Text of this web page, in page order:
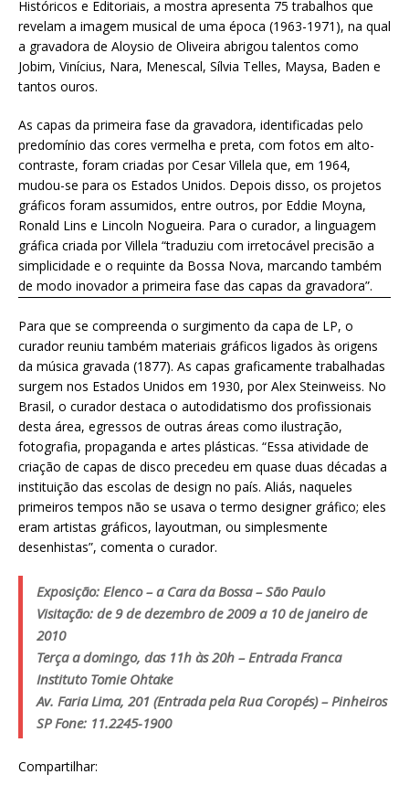
Históricos e Editoriais, a mostra apresenta 75 trabalhos que
revelam a imagem musical de uma época (1963-1971), na qual
a gravadora de Aloysio de Oliveira abrigou talentos como
Jobim, Vinícius, Nara, Menescal, Sílvia Telles, Maysa, Baden e
tantos ouros.
As capas da primeira fase da gravadora, identificadas pelo
predomínio das cores vermelha e preta, com fotos em alto-
contraste, foram criadas por Cesar Villela que, em 1964,
mudou-se para os Estados Unidos. Depois disso, os projetos
gráficos foram assumidos, entre outros, por Eddie Moyna,
Ronald Lins e Lincoln Nogueira. Para o curador, a linguagem
gráfica criada por Villela “traduziu com irretocável precisão a
simplicidade e o requinte da Bossa Nova, marcando também
de modo inovador a primeira fase das capas da gravadora”.
Para que se compreenda o surgimento da capa de LP, o
curador reuniu também materiais gráficos ligados às origens
da música gravada (1877). As capas graficamente trabalhadas
surgem nos Estados Unidos em 1930, por Alex Steinweiss. No
Brasil, o curador destaca o autodidatismo dos profissionais
desta área, egressos de outras áreas como ilustração,
fotografia, propaganda e artes plásticas. “Essa atividade de
criação de capas de disco precedeu em quase duas décadas a
instituição das escolas de design no país. Aliás, naqueles
primeiros tempos não se usava o termo designer gráfico; eles
eram artistas gráficos, layoutman, ou simplesmente
desenhistas”, comenta o curador.
Exposição: Elenco – a Cara da Bossa – São Paulo
Visitação: de 9 de dezembro de 2009 a 10 de janeiro de
2010
Terça a domingo, das 11h às 20h – Entrada Franca
Instituto Tomie Ohtake
Av. Faria Lima, 201 (Entrada pela Rua Coropés) – Pinheiros
SP Fone: 11.2245-1900
Compartilhar: